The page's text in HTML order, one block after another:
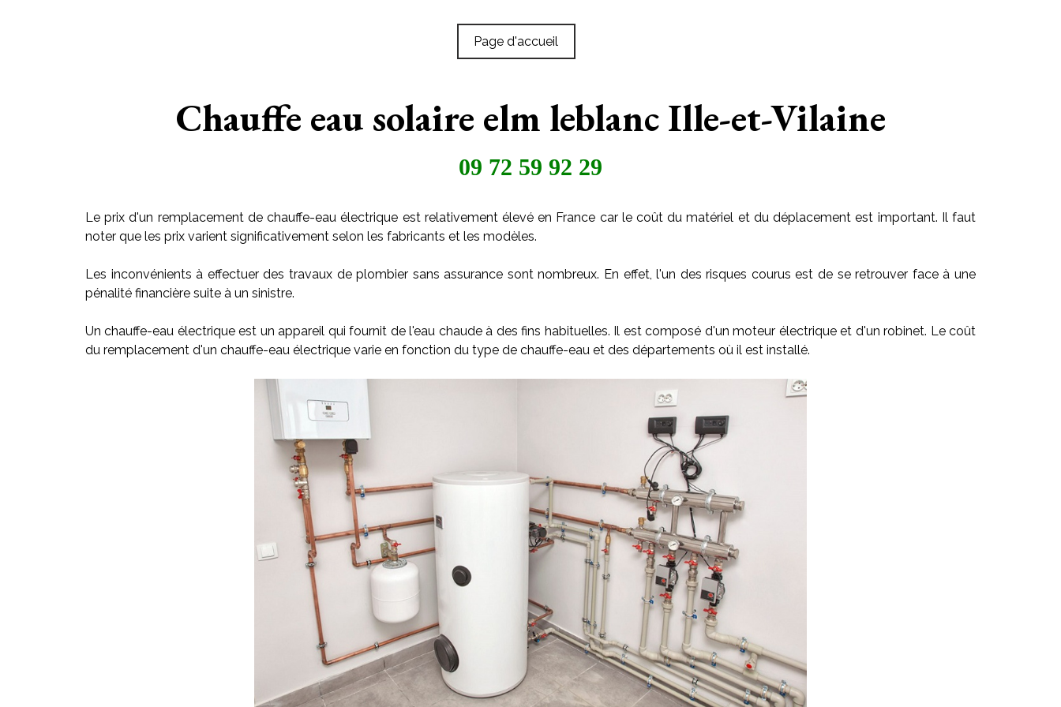
Page d'accueil
Chauffe eau solaire elm leblanc Ille-et-Vilaine
09 72 59 92 29
Le prix d'un remplacement de chauffe-eau électrique est relativement élevé en France car le coût du matériel et du déplacement est important. Il faut
noter que les prix varient significativement selon les fabricants et les modèles.
Les inconvénients à effectuer des travaux de plombier sans assurance sont nombreux. En effet, l'un des risques courus est de se retrouver face à une
pénalité financière suite à un sinistre.
Un chauffe-eau électrique est un appareil qui fournit de l'eau chaude à des fins habituelles. Il est composé d'un moteur électrique et d'un robinet. Le coût
du remplacement d'un chauffe-eau électrique varie en fonction du type de chauffe-eau et des départements où il est installé.